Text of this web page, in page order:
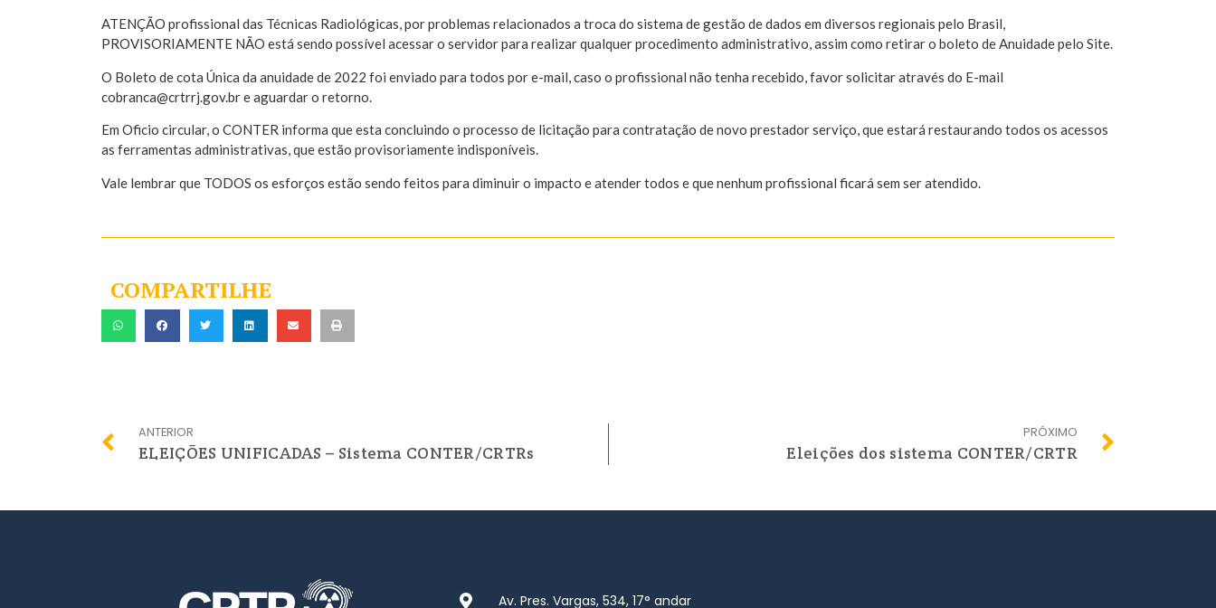
ATENÇÃO profissional das Técnicas Radiológicas, por problemas relacionados a troca do sistema de gestão de dados em diversos regionais pelo Brasil,
PROVISORIAMENTE NÃO está sendo possível acessar o servidor para realizar qualquer procedimento administrativo, assim como retirar o boleto de Anuidade pelo Site.
O Boleto de cota Única da anuidade de 2022 foi enviado para todos por e-mail, caso o profissional não tenha recebido, favor solicitar através do E-mail
cobranca@crtrrj.gov.br e aguardar o retorno.
Em Oficio circular, o CONTER informa que esta concluindo o processo de licitação para contratação de novo prestador serviço, que estará restaurando todos os acessos
as ferramentas administrativas, que estão provisoriamente indisponíveis.
Vale lembrar que TODOS os esforços estão sendo feitos para diminuir o impacto e atender todos e que nenhum profissional ficará sem ser atendido.
COMPARTILHE
ANTERIOR
ELEIÇÕES UNIFICADAS – Sistema CONTER/CRTRs
PRÓXIMO
Eleições dos sistema CONTER/CRTR
Av. Pres. Vargas, 534, 17° andar